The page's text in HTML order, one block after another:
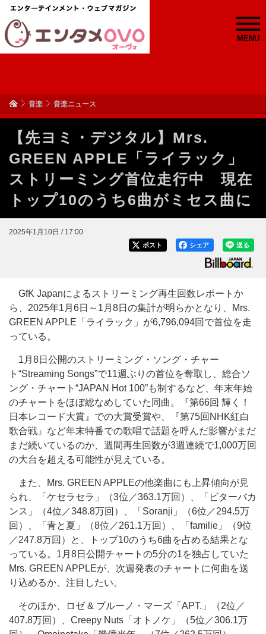
MENU
音楽 音楽ニュース
【先ヨミ・デジタル】Mrs.
GREEN APPLE「ライラック」
ストリーミング首位走行中 現在
トップ10のうち6曲がミセス曲に
2025年1月10日 / 17:00
送る
シェア
ポスト
GfK Japanによるストリーミング再生回数レポートか
ら、2025年1月6日～1月8日の集計が明らかとなり、Mrs.
GREEN APPLE「ライラック」が6,796,094回で首位を走
っている。
1月8日公開のストリーミング・ソング・チャー
ト“Streaming Songs”で11週ぶりの首位を奪取し、総合ソ
ング・チャート“JAPAN Hot 100”も制するなど、年末年始
のチャートをほぼ総なめしていた同曲。『第66回 輝く！
日本レコード大賞』での大賞受賞や、『第75回NHK紅白
歌合戦』など年末特番での歌唱で話題を呼んだ影響がまだ
まだ続いているのか、週間再生回数が3週連続で1,000万回
の大台を超える可能性が見えている。
また、Mrs. GREEN APPLEの他楽曲にも上昇傾向が見
られ、「ケセラセラ」（3位／363.1万回）、「ビターバカ
ンス」（4位／348.8万回）、「Soranji」（6位／294.5万
回）、「青と夏」（8位／261.1万回）、「familie」（9位
／247.8万回）と、トップ10のうち6曲を占める結果とな
っている。1月8日公開チャートの5分の1を独占していた
Mrs. GREEN APPLEが、次週発表のチャートに何曲を送
り込めるか、注目したい。
そのほか、ロゼ & ブルーノ・マーズ「APT.」（2位／
407.8万回）、Creepy Nuts「オトノケ」（5位／306.1万